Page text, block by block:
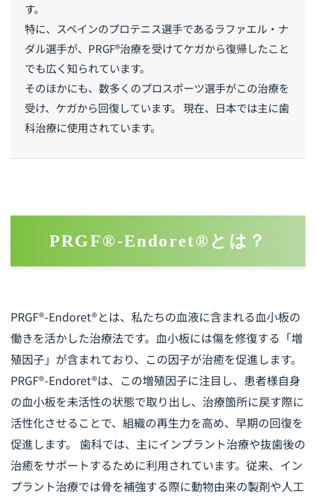
す。
特に、スペインのプロテニス選手であるラファエル・ナ
ダル選手が、PRGF®治療を受けてケガから復帰したこと
でも広く知られています。
そのほかにも、数多くのプロスポーツ選手がこの治療を
受け、ケガから回復しています。 現在、日本では主に歯
科治療に使用されています。
PRGF®-Endoret®とは？
PRGF®-Endoret®とは、私たちの血液に含まれる血小板の
働きを活かした治療法です。血小板には傷を修復する「増
殖因子」が含まれており、この因子が治癒を促進します。
PRGF®-Endoret®は、この増殖因子に注目し、患者様自身
の血小板を未活性の状態で取り出し、治療箇所に戻す際に
活性化させることで、組織の再生力を高め、早期の回復を
促進します。 歯科では、主にインプラント治療や抜歯後の
治癒をサポートするために利用されています。従来、イン
プラント治療では骨を補強する際に動物由来の製剤や人工